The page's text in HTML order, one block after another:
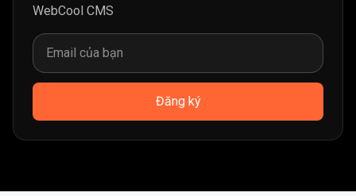
WebCool CMS
Đăng ký